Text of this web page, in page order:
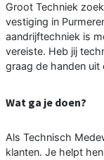
Groot Techniek
vestiging in
aandrijftechniek is
vereiste. Heb jij
graag de handen uit
Wat ga je doen?
Als Technisch
klanten. Je helpt